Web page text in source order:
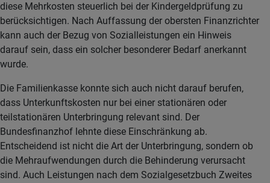
diese Mehrkosten steuerlich bei der Kindergeldprüfung zu
berücksichtigen. Nach Auffassung der obersten Finanzrichter
kann auch der Bezug von Sozialleistungen ein Hinweis
darauf sein, dass ein solcher besonderer Bedarf anerkannt
wurde.
Die Familienkasse konnte sich auch nicht darauf berufen,
dass Unterkunftskosten nur bei einer stationären oder
teilstationären Unterbringung relevant sind. Der
Bundesfinanzhof lehnte diese Einschränkung ab.
Entscheidend ist nicht die Art der Unterbringung, sondern ob
die Mehraufwendungen durch die Behinderung verursacht
sind. Auch Leistungen nach dem Sozialgesetzbuch Zweites